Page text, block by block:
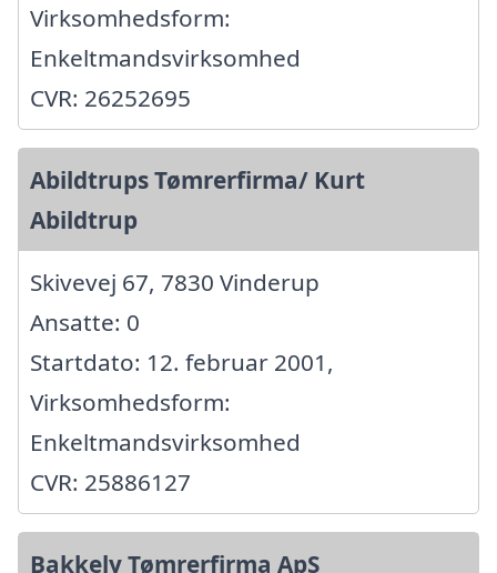
Virksomhedsform:
Enkeltmandsvirksomhed
CVR: 26252695
Abildtrups Tømrerfirma/ Kurt
Abildtrup
Skivevej 67, 7830 Vinderup
Ansatte: 0
Startdato: 12. februar 2001,
Virksomhedsform:
Enkeltmandsvirksomhed
CVR: 25886127
Bakkely Tømrerfirma ApS